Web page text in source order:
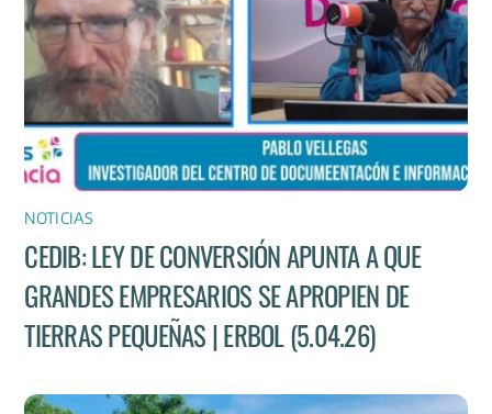
NOTICIAS
CEDIB: LEY DE CONVERSIÓN APUNTA A QUE
GRANDES EMPRESARIOS SE APROPIEN DE
TIERRAS PEQUEÑAS | ERBOL (5.04.26)